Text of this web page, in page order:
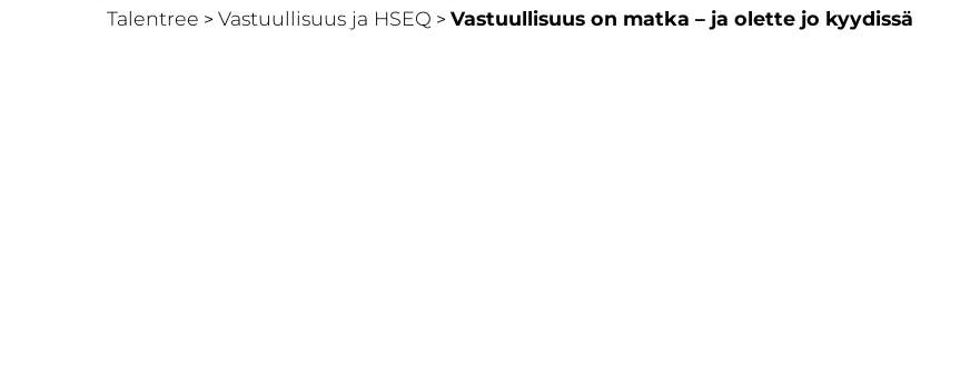
Talentree > Vastuullisuus ja HSEQ > Vastuullisuus on matka – ja olette jo kyydissä